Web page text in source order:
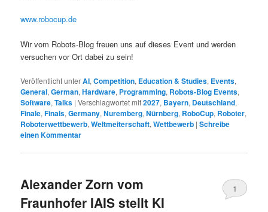
www.robocup.de
Wir vom Robots-Blog freuen uns auf dieses Event und werden
versuchen vor Ort dabei zu sein!
Veröffentlicht unterAI,Competition, Education & Studies, Events,
General,German,Hardware, Programming, Robots-Blog Events,
Software,Talks |Verschlagwortet mit2027, Bayern, Deutschland,
Finale,Finals,Germany,Nuremberg,Nürnberg, RoboCup, Roboter,
Roboterwettbewerb,Weltmeiterschaft,Wettbewerb |Schreibe
einen Kommentar
Alexander Zorn vom
Fraunhofer IAIS stellt KI
1